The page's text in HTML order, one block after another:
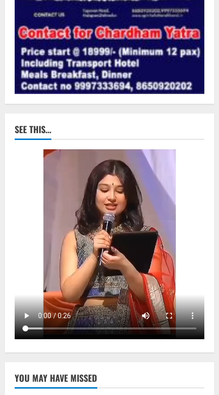
SEE THIS…
YOU MAY HAVE MISSED